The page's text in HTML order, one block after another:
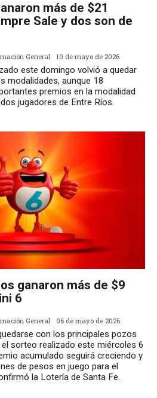
más de $21
Sale y dos son de
General 10 de mayo de 2026
este domingo volvió a quedar
modalidades, aunque 18
premios en la modalidad
jugadores de Entre Ríos.
ganaron más de $9
6
General 06 de mayo de 2026
con los principales pozos
sorteo realizado este miércoles 6
acumulado seguirá creciendo y
de pesos en juego para el
la Lotería de Santa Fe.